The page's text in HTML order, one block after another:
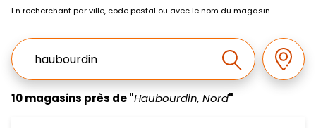
En recherchant par ville, code postal ou avec le nom du magasin.
Ville, Region, Code postal ou Ville & Pays
Effectuer la
10 magasins près de "Haubourdin, Nord"